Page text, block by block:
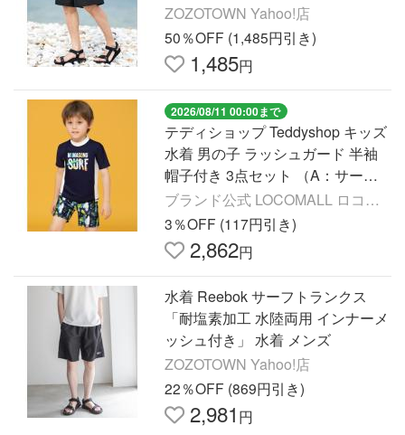
ZOZOTOWN Yahoo!店
50％OFF (1,485円引き)
1,485円
2026/08/11 00:00まで
テディショップ Teddyshop キッズ
水着 男の子 ラッシュガード 半袖
帽子付き 3点セット （A：サーフ
ィンネイビー）【交換・返品不
可】
ブランド公式 LOCOMALL ロコモ
ール
3％OFF (117円引き)
2,862円
水着 Reebok サーフトランクス
「耐塩素加工 水陸両用 インナーメ
ッシュ付き」 水着 メンズ
ZOZOTOWN Yahoo!店
22％OFF (869円引き)
2,981 円